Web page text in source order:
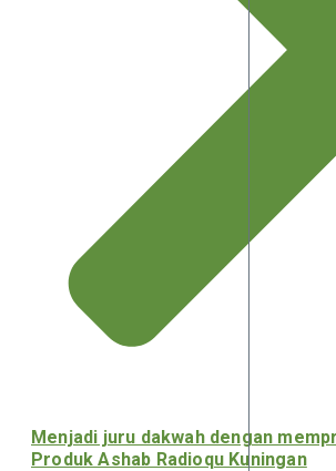
Menjadi juru dakwah dengan
Produk Ashab Radioqu Kuningan